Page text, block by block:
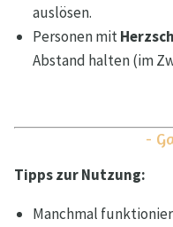
auslösen.
Personen mit
Abstand halten (im
-
Tipps zur Nutzung:
Manchmal